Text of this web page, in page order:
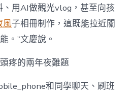
、用AI做觀光vlog，甚至向孩
風子相冊制作，這既能拉近關
。”文慶說。
疼的兩年夜難題
和同學聊天、刷班